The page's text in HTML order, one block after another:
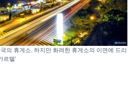
의 휴게소. 하지만 화려한 휴게소의 이면에 드리
르텔’